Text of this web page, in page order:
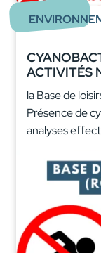
ACTIVITÉS
la Base de
Présence de
analyses